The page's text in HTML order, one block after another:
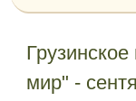
мир" -